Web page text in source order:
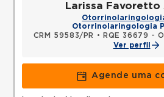
Larissa Favoretto
Otorrinolaringologia
CRM 59583/PR
•
RQE 36679 -
Ver perfil
Agende uma